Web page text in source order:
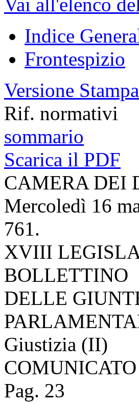
Indice
Frontespizio
Versione Stampa
Rif. normativi
sommario
Scarica il PDF
CAMERA DEI
Mercoledì 16
761.
XVIII
BOLLETTINO
DELLE
Giustizia (II)
COMUNICATO
Pag. 23